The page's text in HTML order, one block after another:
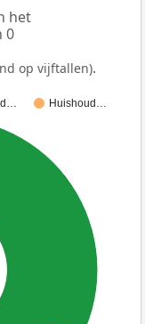
het
0
op vijftallen).
Huishoud…